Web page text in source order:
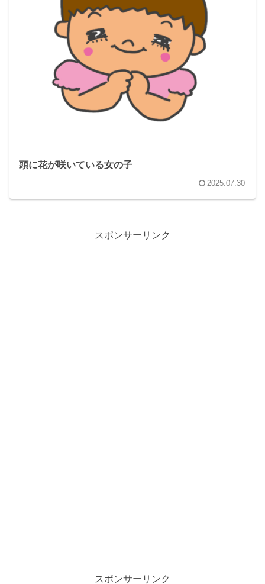
頭に花が咲いている女の子
2025.07.30
スポンサーリンク
スポンサーリンク